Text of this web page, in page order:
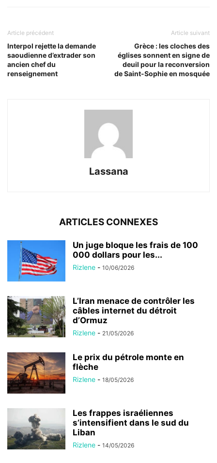
Article précédent
Interpol rejette la demande
saoudienne d’extrader son
ancien chef du
renseignement
Article suivant
Grèce : les cloches des
églises sonnent en signe de
deuil pour la reconversion
de Saint-Sophie en mosquée
Lassana
ARTICLES CONNEXES
Un juge bloque les frais de 100
000 dollars pour les...
Rizlene - 10/06/2026
L’Iran menace de contrôler les
câbles internet du détroit
d’Ormuz
Rizlene - 21/05/2026
Le prix du pétrole monte en
flèche
Rizlene - 18/05/2026
Les frappes israéliennes
s’intensifient dans le sud du
Liban
Rizlene - 14/05/2026